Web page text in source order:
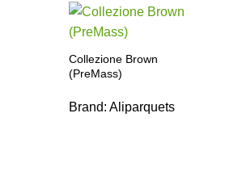
Collezione Brown
(PreMass)
Brand: Aliparquets